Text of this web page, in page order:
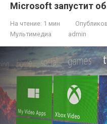
Microsoft запустит
На чтение: 1 мин
Мультимедиа
admin